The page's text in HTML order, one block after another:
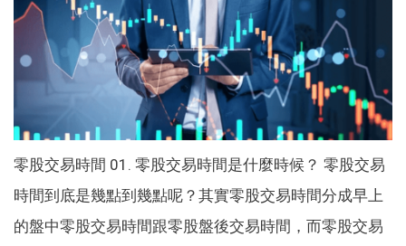
零股交易時間 01. 零股交易時間是什麼時候？ 零股交易
時間到底是幾點到幾點呢？其實零股交易時間分成早上
的盤中零股交易時間跟零股盤後交易時間，而零股交易